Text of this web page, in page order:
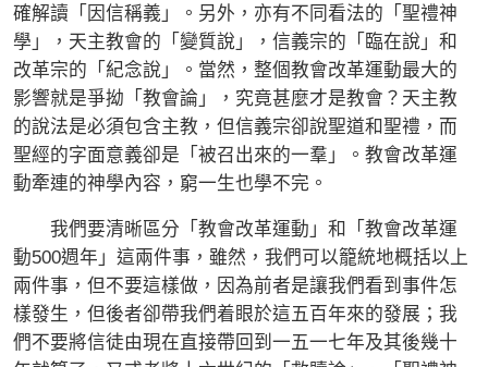
確解讀「因信稱義」。另外，亦有不同看法的「聖禮神
學」，天主教會的「變質說」，信義宗的「臨在說」和
改革宗的「紀念說」。當然，整個教會改革運動最大的
影響就是爭拗「教會論」，究竟甚麼才是教會？天主教
的說法是必須包含主教，但信義宗卻說聖道和聖禮，而
聖經的字面意義卻是「被召出來的一羣」。教會改革運
動牽連的神學內容，窮一生也學不完。
我們要清晰區分「教會改革運動」和「教會改革運
動500週年」這兩件事，雖然，我們可以籠統地概括以上
兩件事，但不要這樣做，因為前者是讓我們看到事件怎
樣發生，但後者卻帶我們着眼於這五百年來的發展；我
們不要將信徒由現在直接帶回到一五一七年及其後幾十